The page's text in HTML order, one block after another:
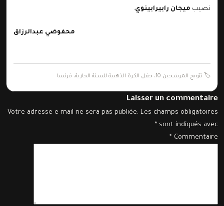
نصيب ميجان رابيرابينوي.
محفوضي عبدالرزاق
🏷️ تتويج المرشحين 10 ، حفل الكرة الذهبية للسنة الجارية، فرنسا
Laisser un commentaire
Votre adresse e-mail ne sera pas publiée. Les champs obligatoires
sont indiqués avec
*
Commentaire
*